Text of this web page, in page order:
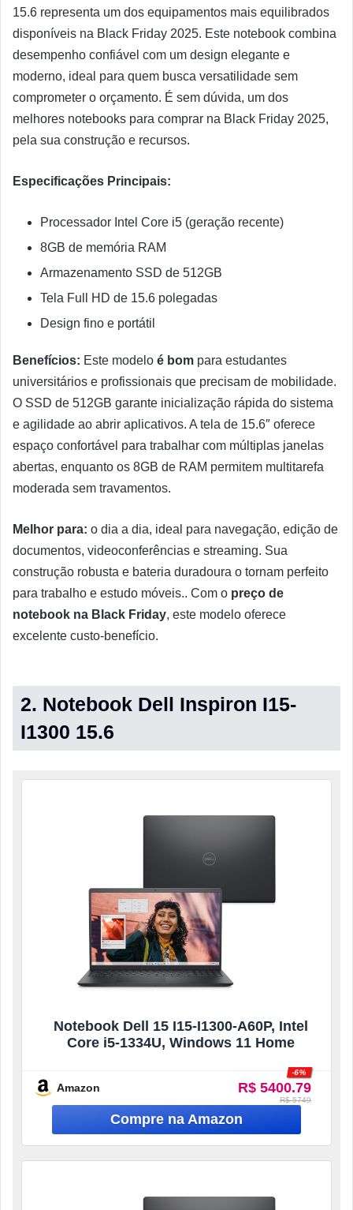
15.6 representa um dos equipamentos mais equilibrados
disponíveis na Black Friday 2025. Este notebook combina
desempenho confiável com um design elegante e
moderno, ideal para quem busca versatilidade sem
comprometer o orçamento. É sem dúvida, um dos
melhores notebooks para comprar na Black Friday 2025,
pela sua construção e recursos.
Especificações Principais:
Processador Intel Core i5 (geração recente)
8GB de memória RAM
Armazenamento SSD de 512GB
Tela Full HD de 15.6 polegadas
Design fino e portátil
Benefícios: Este modelo é bom para estudantes
universitários e profissionais que precisam de mobilidade.
O SSD de 512GB garante inicialização rápida do sistema
e agilidade ao abrir aplicativos. A tela de 15.6″ oferece
espaço confortável para trabalhar com múltiplas janelas
abertas, enquanto os 8GB de RAM permitem multitarefa
moderada sem travamentos.
Melhor para: o dia a dia, ideal para navegação, edição de
documentos, videoconferências e streaming. Sua
construção robusta e bateria duradoura o tornam perfeito
para trabalho e estudo móveis.. Com o preço de
notebook na Black Friday, este modelo oferece
excelente custo-benefício.
2. Notebook Dell Inspiron I15-
I1300 15.6
Notebook Dell 15 I15-I1300-A60P, Intel
Core i5-1334U, Windows 11 Home
Amazon R$ 5400.79
-6%
R$ 5749